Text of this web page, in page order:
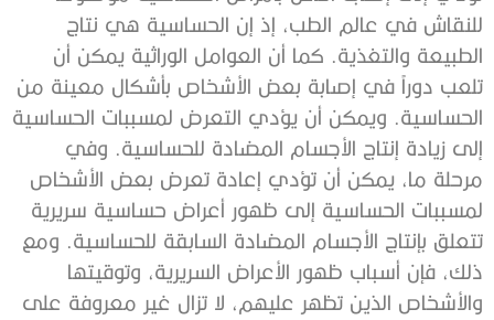
للنقاش في عالم الطب، إذ إن الحساسية هي نتاج
الطبيعة والتغذية. كما أن العوامل الوراثية يمكن أن
تلعب دوراً في إصابة بعض الأشخاص بأشكال معينة من
الحساسية. ويمكن أن يؤدي التعرض لمسببات الحساسية
إلى زيادة إنتاج الأجسام المضادة للحساسية. وفي
مرحلة ما، يمكن أن تؤدي إعادة تعرض بعض الأشخاص
لمسببات الحساسية إلى ظهور أعراض حساسية سريرية
تتعلق بإنتاج الأجسام المضادة السابقة للحساسية. ومع
ذلك، فإن أسباب ظهور الأعراض السريرية، وتوقيتها
والأشخاص الذين تظهر عليهم، لا تزال غير معروفة على